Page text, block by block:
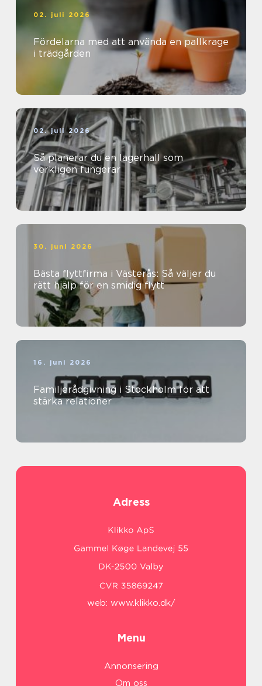
02. juli 2026
Fördelarna med att använda en pallkrage
i trädgården
02. juli 2026
Så planerar du en lagerhall som
verkligen fungerar
30. juni 2026
Bästa flyttfirma i Västerås: Så väljer du
rätt hjälp för en smidig flytt
16. juni 2026
Familjerådgivning i Stockholm för att
stärka relationer
Adress
web: www.klikko.dk/
Menu
Annonsering
Om oss